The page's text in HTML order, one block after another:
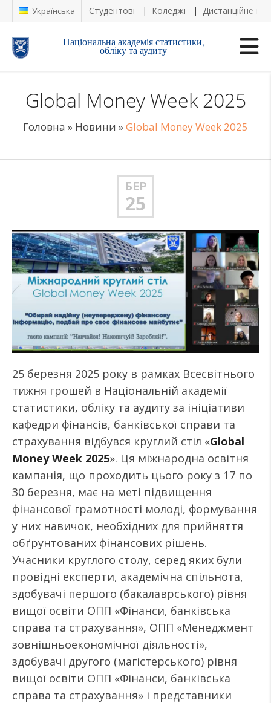
Українська Студентові Коледжі Дистанційне
Національна академія статистики,
обліку та аудиту
Global Money Week 2025
Головна » Новини »Global Money Week 2025
БЕР
25
25 березня 2025 року в рамках Всесвітнього
тижня грошей в Національній академії
статистики, обліку та аудиту за ініціативи
кафедри фінансів, банківської справи та
страхування відбувся круглий стіл «Global
Money Week 2025». Ця міжнародна освітня
кампанія, що проходить цього року з 17 по
30 березня, має на меті підвищення
фінансової грамотності молоді, формування
у них навичок, необхідних для прийняття
обґрунтованих фінансових рішень.
Учасники круглого столу, серед яких були
провідні експерти, академічна спільнота,
здобувачі першого (бакалаврського) рівня
вищої освіти ОПП «Фінанси, банківська
справа та страхування», ОПП «Менеджмент
зовнішньоекономічної діяльності»,
здобувачі другого (магістерського) рівня
вищої освіти ОПП «Фінанси, банківська
справа та страхування» і представники